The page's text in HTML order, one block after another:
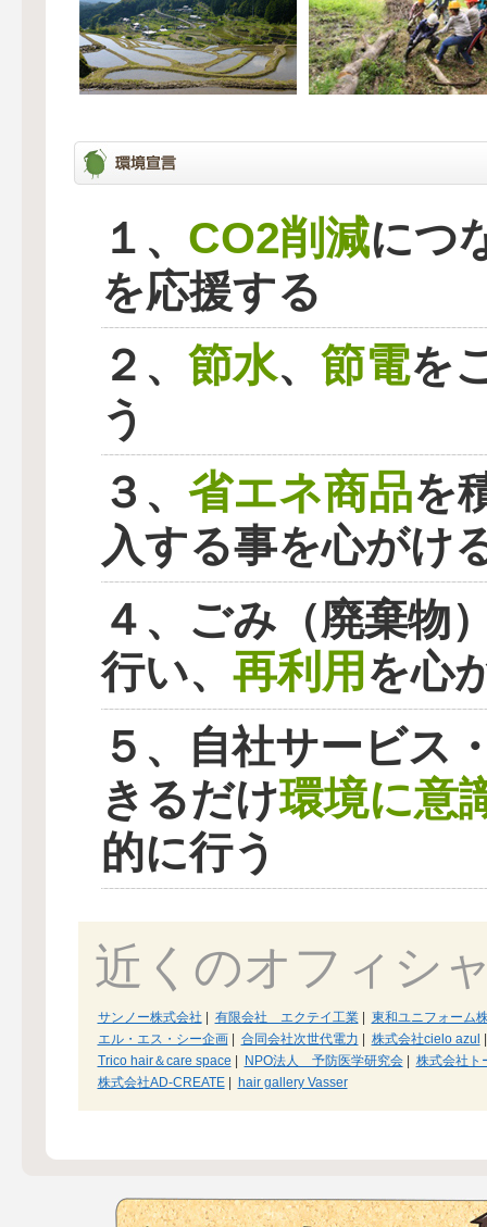
１、 CO2削減につ
を応援する
２、 節水、 節電を
う
３、 省エネ商品を
入する事を心がけ
４、ごみ（廃棄物
行い、 再利用を心
５、自社サービス
きるだけ環境に意
的に行う
近くのオフィシ
サンノー株式会社 有限会社 エクテイ工業|
東和ユニフォーム
エル・エス・シー企画| 合同会社次世代電力 株式会社cielo azul
Trico hair＆care space
NPO法人 予防医学研究会|
株式会社ト
株式会社AD-CREATE| hair gallery Vasser